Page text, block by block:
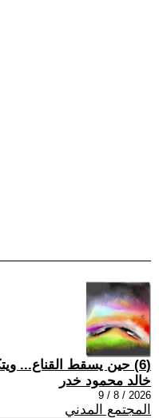
(6) حين يسقط القناع... ويتكلم الزمن
خالد محمود خدر
2026 / 8 / 9
المجتمع المدني